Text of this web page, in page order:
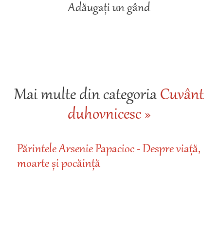
Adăugați un gând
Mai multe din categoriaCuvânt
duhovnicesc »
Părintele Arsenie Papacioc - Despre viață,
moarte și pocăință